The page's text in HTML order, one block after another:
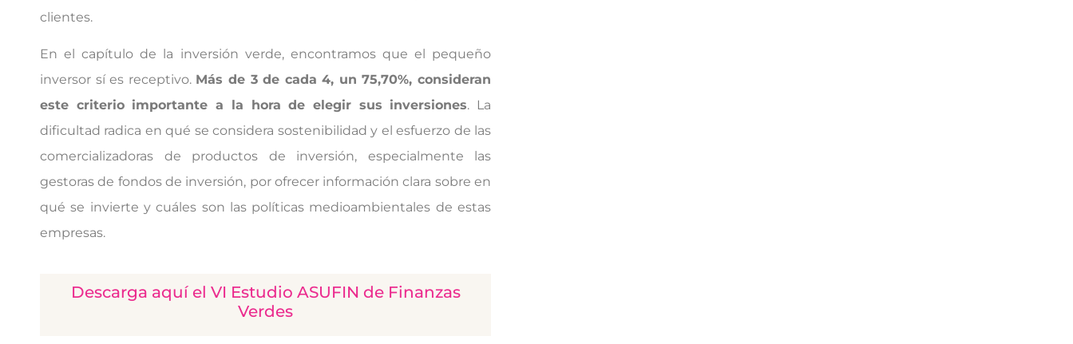
clientes.
En el capítulo de la inversión verde, encontramos que el pequeño
inversor sí es receptivo. Más de 3 de cada 4, un 75,70%, consideran
este criterio importante a la hora de elegir sus inversiones. La
dificultad radica en qué se considera sostenibilidad y el esfuerzo de las
comercializadoras de productos de inversión, especialmente las
gestoras de fondos de inversión, por ofrecer información clara sobre en
qué se invierte y cuáles son las políticas medioambientales de estas
empresas.
Descarga aquí el VI Estudio ASUFIN de Finanzas
Verdes